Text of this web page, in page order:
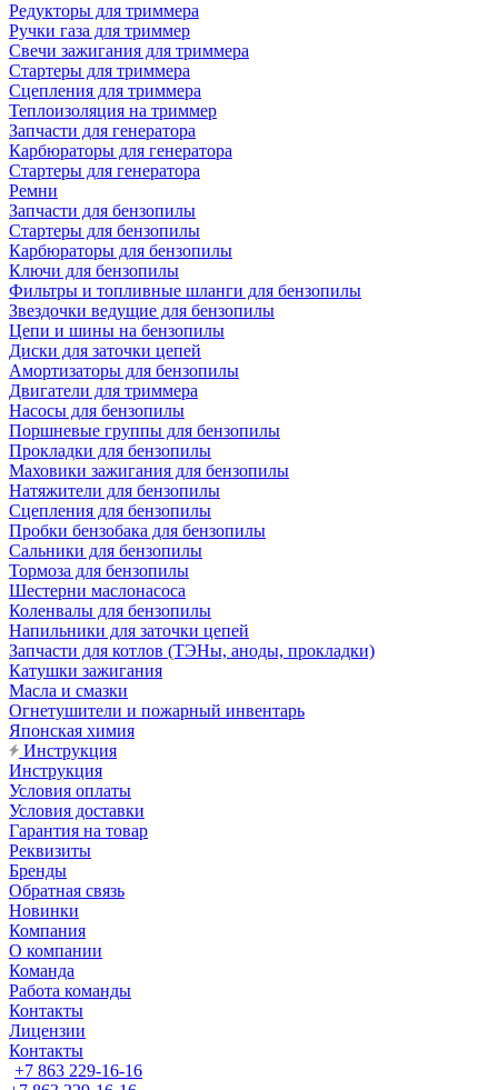
Редукторы для триммера
Ручки газа для триммер
Свечи зажигания для триммера
Стартеры для триммера
Сцепления для триммера
Теплоизоляция на триммер
Запчасти для генератора
Карбюраторы для генератора
Стартеры для генератора
Ремни
Запчасти для бензопилы
Стартеры для бензопилы
Карбюраторы для бензопилы
Ключи для бензопилы
Фильтры и топливные шланги для бензопилы
Звездочки ведущие для бензопилы
Цепи и шины на бензопилы
Диски для заточки цепей
Амортизаторы для бензопилы
Двигатели для триммера
Насосы для бензопилы
Поршневые группы для бензопилы
Прокладки для бензопилы
Маховики зажигания для бензопилы
Натяжители для бензопилы
Сцепления для бензопилы
Пробки бензобака для бензопилы
Сальники для бензопилы
Тормоза для бензопилы
Шестерни маслонасоса
Коленвалы для бензопилы
Напильники для заточки цепей
Запчасти для котлов (ТЭНы, аноды, прокладки)
Катушки зажигания
Масла и смазки
Огнетушители и пожарный инвентарь
Японская химия
Инструкция
Инструкция
Условия оплаты
Условия доставки
Гарантия на товар
Реквизиты
Бренды
Обратная связь
Новинки
Компания
О компании
Команда
Работа команды
Контакты
Лицензии
Контакты
+7 863 229-16-16